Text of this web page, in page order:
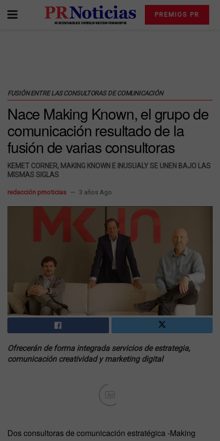
PREMIOS PR
FUSIÓN ENTRE LAS CONSULTORAS DE COMUNICACIÓN
Nace Making Known, el grupo de
comunicación resultado de la
fusión de varias consultoras
KEMET CORNER, MAKING KNOWN E INUSUALY SE UNEN BAJO LAS
MISMAS SIGLAS
redacción prnoticias 3 años Ago
Ofrecerán de forma integrada servicios de estrategia,
comunicación creatividad y marketing digital
Ad
Dos consultoras de comunicación estratégica -Making